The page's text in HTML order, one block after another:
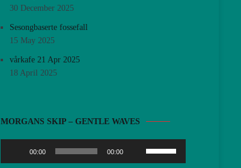
30 December 2025
Sesongbaserte fossefall
15 May 2025
vårkafe 21 Apr 2025
18 April 2025
MORGANS SKIP – GENTLE WAVES Audio
00:00 00:00
Up/Down
Arrow